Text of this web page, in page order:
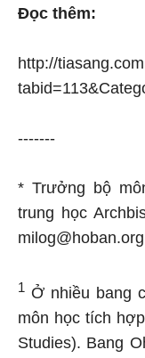
Đọc thêm:
http://
-------
* Trưởng bộ
trung học
1 Ở nhiều bang
môn học tích
Studies). Bang